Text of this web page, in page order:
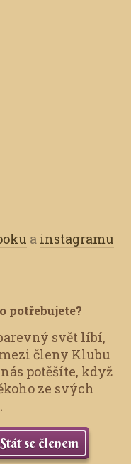
a instagramu
potřebujete?
svět líbí,
členy Klubu
potěšíte, když
ze svých
Stát se členem